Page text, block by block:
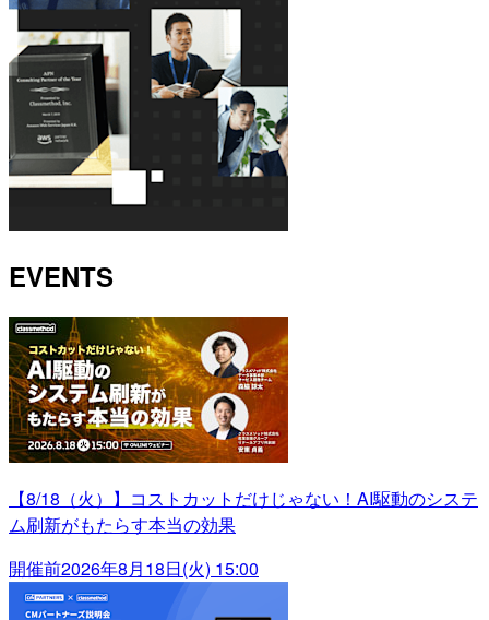
EVENTS
【8/18（火）】コストカットだけじゃない！AI駆動のシステ
ム刷新がもたらす本当の効果
開催前2026年8月18日(火) 15:00